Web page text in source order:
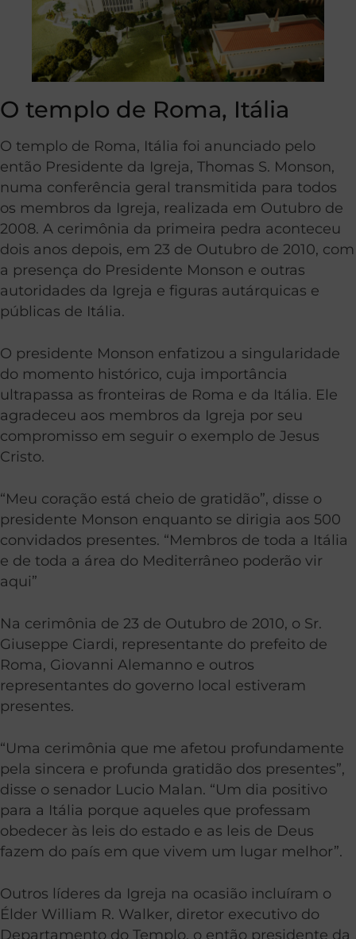
O templo de Roma, Itália
O templo de Roma, Itália foi anunciado pelo
então Presidente da Igreja, Thomas S. Monson,
numa conferência geral transmitida para todos
os membros da Igreja, realizada em Outubro de
2008. A cerimônia da primeira pedra aconteceu
dois anos depois, em 23 de Outubro de 2010, com
a presença do Presidente Monson e outras
autoridades da Igreja e figuras autárquicas e
públicas de Itália.
O presidente Monson enfatizou a singularidade
do momento histórico, cuja importância
ultrapassa as fronteiras de Roma e da Itália. Ele
agradeceu aos membros da Igreja por seu
compromisso em seguir o exemplo de Jesus
Cristo.
“Meu coração está cheio de gratidão”, disse o
presidente Monson enquanto se dirigia aos 500
convidados presentes. “Membros de toda a Itália
e de toda a área do Mediterrâneo poderão vir
aqui”
Na cerimônia de 23 de Outubro de 2010, o Sr.
Giuseppe Ciardi, representante do prefeito de
Roma, Giovanni Alemanno e outros
representantes do governo local estiveram
presentes.
“Uma cerimônia que me afetou profundamente
pela sincera e profunda gratidão dos presentes”,
disse o senador Lucio Malan. “Um dia positivo
para a Itália porque aqueles que professam
obedecer às leis do estado e as leis de Deus
fazem do país em que vivem um lugar melhor”.
Outros líderes da Igreja na ocasião incluíram o
Élder William R. Walker, diretor executivo do
Departamento do Templo, o então presidente da